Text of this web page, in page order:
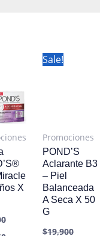
X
Current
Sale!
Promociones
POND’S
Aclarante B3
– Piel
Balanceada
A Seca X 50
G
$19,900